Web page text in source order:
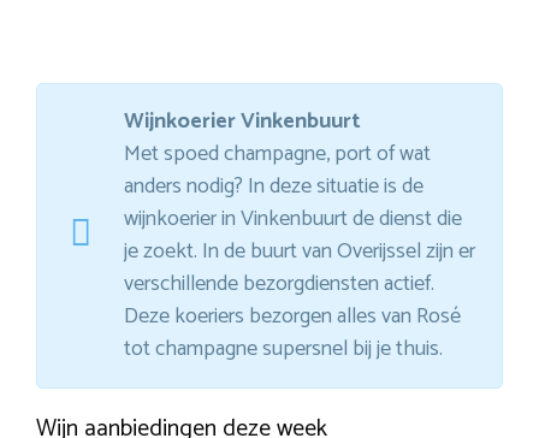
Wijnkoerier Vinkenbuurt
Met spoed champagne, port of wat
anders nodig? In deze situatie is de
wijnkoerier in Vinkenbuurt de dienst die
je zoekt. In de buurt van Overijssel zijn er
verschillende bezorgdiensten actief.
Deze koeriers bezorgen alles van Rosé
tot champagne supersnel bij je thuis.
Wijn aanbiedingen deze week